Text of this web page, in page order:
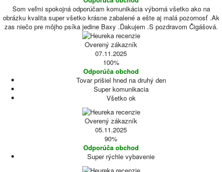
Som veľmi spokojná odporúčam komunikácia výborná všetko ako na
obrázku kvalita super všetko krásne zabalené a ešte aj malá pozornosť .Ak
zas niečo pre môjho psíka jedine Baxy .Ďakujem .S pozdravom Čigášová.
Overený zákazník
07.11.2025
100%
Odporúča obchod
Tovar prišiel hned na druhý den
Super komunikacia
Všetko ok
Overený zákazník
05.11.2025
90%
Odporúča obchod
Super rýchle vybavenie